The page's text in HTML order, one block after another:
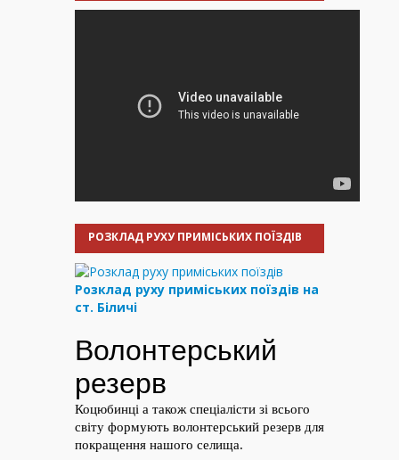
РОЗКЛАД РУХУ ПРИМІСЬКИХ ПОЇЗДІВ
Розклад руху приміських поїздів на
ст. Біличі